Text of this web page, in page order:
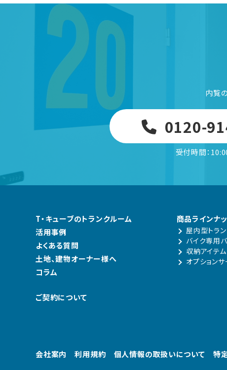
内覧
0120-
受付時間：
T・キューブのトランクルーム
活用事例
よくある質問
土地、建物オーナー様へ
コラム
商品ラインナ
屋内型トラ
バイク専用
収納アイテム
オプションサ
ご契約について
会社案内 利用規約 個人情報の取扱いについて 特